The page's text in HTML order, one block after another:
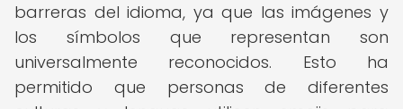
barreras del idioma, ya que las imágenes y
los símbolos que representan son
universalmente reconocidos. Esto ha
permitido que personas de diferentes